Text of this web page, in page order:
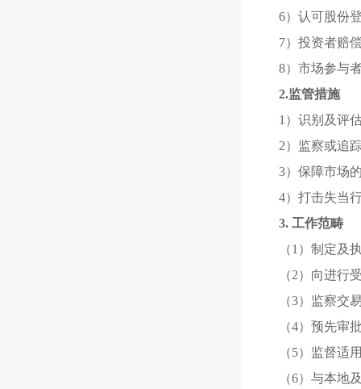
6）认可股份
7）投资者赔
8）市场参与
2.监管措施
1）识别及评
2）监察或追
3）保障市场
4）打击失当
3. 工作范畴
（1）制定及
（2）向进行
（3）监察交
（4）预先审
（5）监督适
（6）与本地